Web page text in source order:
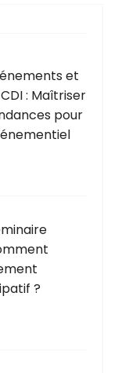
et
: Maîtriser
pour
?